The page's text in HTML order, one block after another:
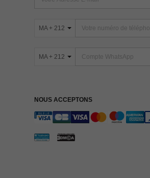
MA + 212
MA + 212
NOUS ACCEPTONS